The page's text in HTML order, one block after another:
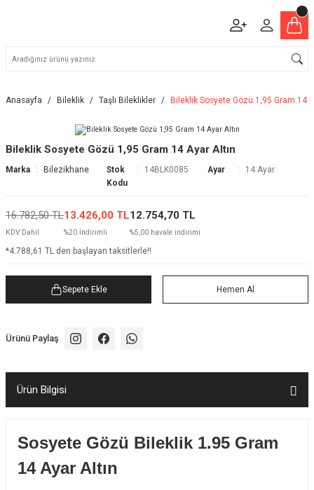
Anasayfa Bileklik Taşlı Bileklikler Bileklik Sosyete Gözü 1,95 Gram 14
Bileklik Sosyete Gözü 1,95 Gram 14 Ayar Altın
Marka Bilezikhane
Stok
Kodu
14BLK0085 Ayar 14 Ayar
16.782,50 TL
KDV Dahil
13.426,00 TL
%20 İndirimli
12.754,70 TL
%5,00 havale indirimi
*4.788,61 TL den başlayan taksitlerle!!
Sepete Ekle Hemen Al
Ürünü Paylaş
Ürün Bilgisi
Sosyete Gözü Bileklik 1.95 Gram
14 Ayar Altın